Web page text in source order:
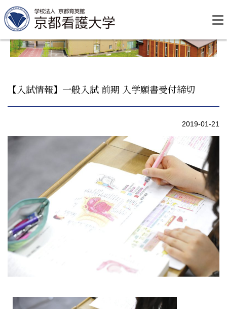
看護学部・編入学
学校生活
大学院【博士後期課程】
感染管理認定看護師教育課程
to
【入試情報】一般入試 前期 入学願書受付締切
2019-01-21